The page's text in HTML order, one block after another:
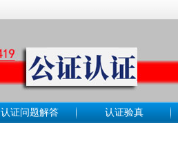
认证问题解答 认证验真